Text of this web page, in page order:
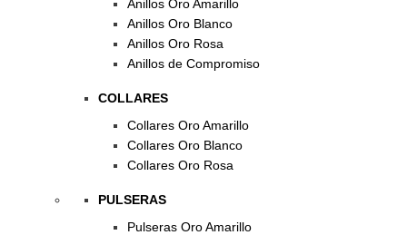
Anillos Oro Amarillo
Anillos Oro Blanco
Anillos Oro Rosa
Anillos de Compromiso
COLLARES
Collares Oro Amarillo
Collares Oro Blanco
Collares Oro Rosa
PULSERAS
Pulseras Oro Amarillo